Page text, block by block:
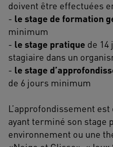
doivent être effectuées
- le stage de formation
minimum
- le stage pratique de 14
stagiaire dans un
- le stage
de 6 jours minimum
L’approfondissement
ayant terminé son stage
environnement ou une